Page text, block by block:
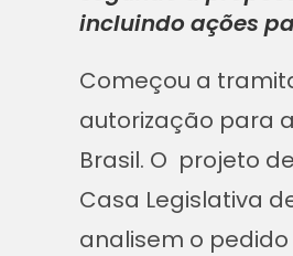
incluindo ações
Começou a
autorização para
Brasil. O projeto
Casa Legislativa
analisem o